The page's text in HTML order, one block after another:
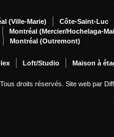
(Ville-Marie) Côte-Saint-Luc
Montréal (Mercier/Hochelaga-
Montréal (Outremont)
Loft/Studio Maison à
droits réservés. Site web par